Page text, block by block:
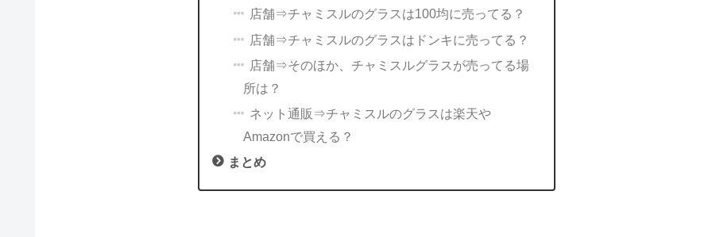
店舗⇒チャミスルのグラスは100均に売ってる？
店舗⇒チャミスルのグラスはドンキに売ってる？
店舗⇒そのほか、チャミスルグラスが売ってる場
所は？
ネット通販⇒チャミスルのグラスは楽天や
Amazonで買える？
まとめ